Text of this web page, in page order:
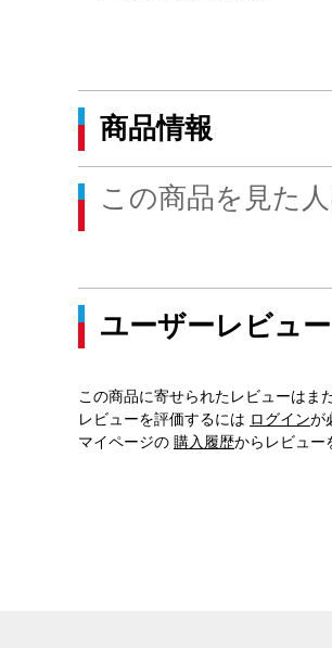
商品情報
この商品を見た
ユーザーレビュー
この商品に寄せられたレビューはま
レビューを評価するには ログインが
マイページの 購入履歴からレビュー